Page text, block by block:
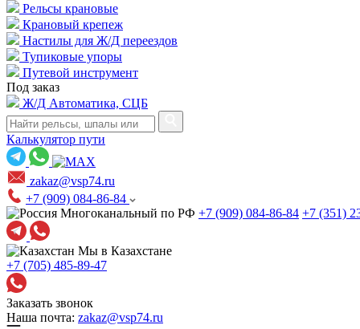
Рельсы крановые
Крановый крепеж
Настилы для Ж/Д переездов
Тупиковые упоры
Путевой инструмент
Под заказ
Ж/Д Автоматика, СЦБ
Калькулятор пути
zakaz@vsp74.ru
+7 (909) 084-86-84
Многоканальный по РФ +7 (909) 084-86-84 +7 (351)
Мы в Казахстане
+7 (705) 485-89-47
Заказать звонок
Наша почта: zakaz@vsp74.ru